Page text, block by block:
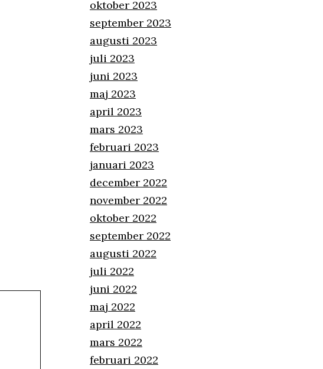
oktober 2023
september 2023
augusti 2023
juli 2023
juni 2023
maj 2023
april 2023
mars 2023
februari 2023
januari 2023
december 2022
november 2022
oktober 2022
september 2022
augusti 2022
juli 2022
juni 2022
maj 2022
april 2022
mars 2022
februari 2022